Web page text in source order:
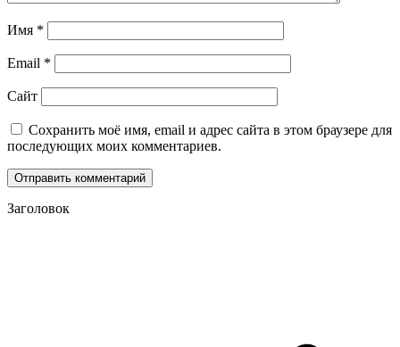
Имя *
Email *
Сайт
Сохранить моё имя, email и адрес сайта в этом браузере для
последующих моих комментариев.
Заголовок